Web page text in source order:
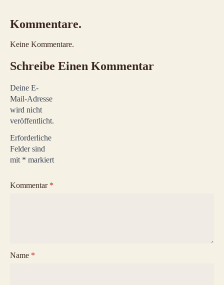
Kommentare.
Keine Kommentare.
Schreibe Einen Kommentar
Deine E-
Mail-Adresse
wird nicht
veröffentlicht.
Erforderliche
Felder sind
mit * markiert
Kommentar *
Name *